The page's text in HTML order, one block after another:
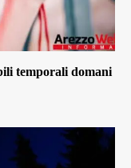
temporali domani